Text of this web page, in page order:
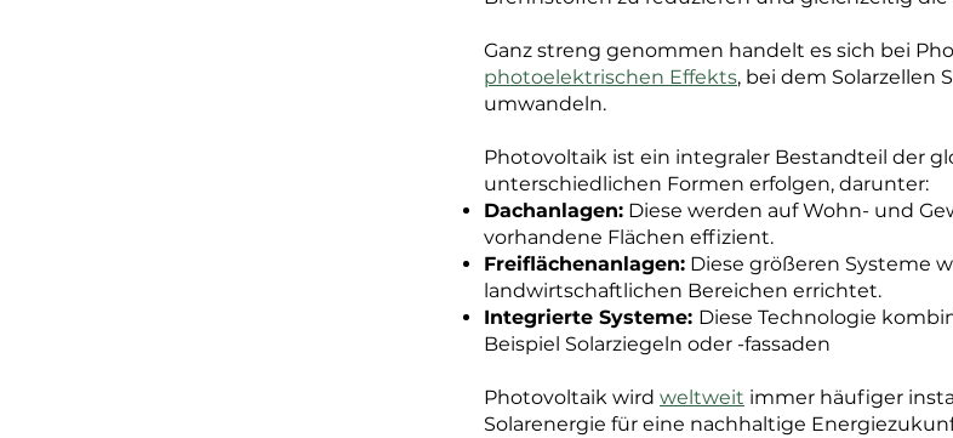
Ganz streng genommen handelt es sich bei
photoelektrischen Effekts, bei dem Solarzellen
umwandeln.
Photovoltaik ist ein integraler Bestandteil der
unterschiedlichen Formen erfolgen, darunter:
Dachanlagen: Diese werden auf Wohn- und
vorhandene Flächen effizient.
Freiflächenanlagen: Diese größeren Systeme
landwirtschaftlichen Bereichen errichtet.
Integrierte Systeme: Diese Technologie
Beispiel Solarziegeln oder -fassaden
Photovoltaik wird weltweit immer häufiger
Solarenergie für eine nachhaltige